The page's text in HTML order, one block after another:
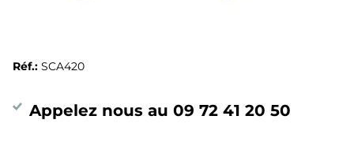
Réf.: SCA420
Appelez nous au 09 72 41 20 50